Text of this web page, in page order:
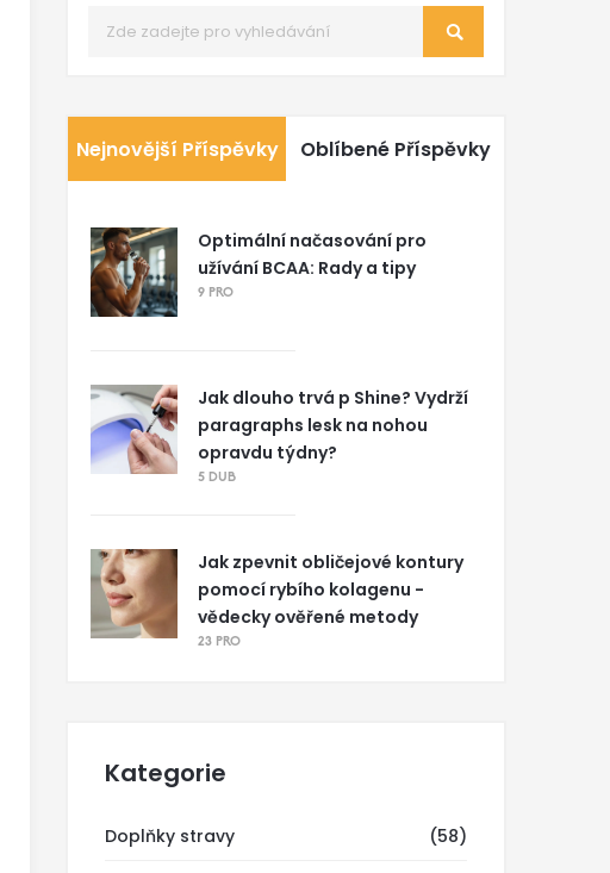
Nejnovější Příspěvky Oblíbené Příspěvky
Optimální načasování pro
užívání BCAA: Rady a tipy
9 PRO
Jak dlouho trvá p Shine? Vydrží
paragraphs lesk na nohou
opravdu týdny?
5 DUB
Jak zpevnit obličejové kontury
pomocí rybího kolagenu -
vědecky ověřené metody
23 PRO
Kategorie
Doplňky stravy (58)